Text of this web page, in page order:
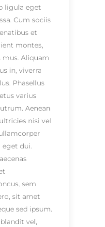
ligula eget
Cum sociis
et
montes,
Aliquam
in, viverra
Phasellus
varius
Aenean
nisi vel
eget dui.
sem
sit amet
sed ipsum.
vel,